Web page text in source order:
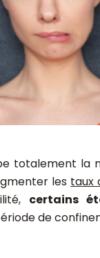
totalement la
les taux
certains
de